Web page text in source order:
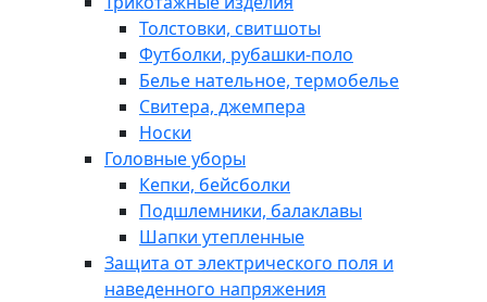
Толстовки, свитшоты
Футболки, рубашки-поло
Белье нательное, термобелье
Свитера, джемпера
Носки
Головные уборы
Кепки, бейсболки
Подшлемники, балаклавы
Шапки утепленные
Защита от электрического поля и
наведенного напряжения